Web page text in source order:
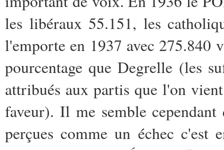
les libéraux 55.151, les
l'emporte en 1937 avec 275.840
pourcentage que Degrelle (les
attribués aux partis que l'on
faveur). Il me semble
perçues comme un échec c'est